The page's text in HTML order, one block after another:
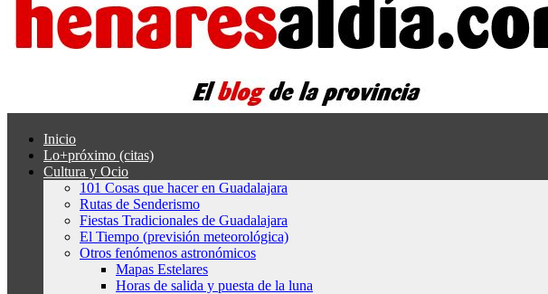
Inicio
Lo+próximo (citas)
Cultura y Ocio
101 Cosas que hacer en Guadalajara
Rutas de Senderismo
Fiestas Tradicionales de Guadalajara
El Tiempo (previsión meteorológica)
Otros fenómenos astronómicos
Mapas Estelares
Horas de salida y puesta de la luna